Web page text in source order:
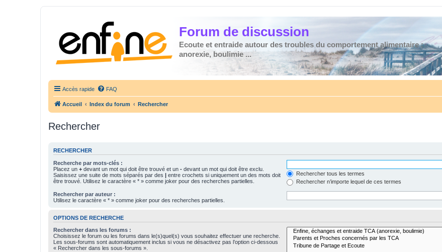
Forum de discussion
Ecoute et entraide autour des troubles du comportement alimentaire :
anorexie, boulimie ...
Accès rapide FAQ
Accueil Index du forum Rechercher
Rechercher
RECHERCHER
Recherche par mots-clés :
Placez un + devant un mot qui doit être trouvé et un - devant un mot qui doit être exclu.
Saisissez une suite de mots séparés par des | entre crochets si uniquement un des mots doit
être trouvé. Utilisez le caractère « * » comme joker pour des recherches partielles.
Rechercher tous les termes
Rechercher n’importe lequel de ces termes
Rechercher par auteur :
Utilisez le caractère « * » comme joker pour des recherches partielles.
OPTIONS DE RECHERCHE
Rechercher dans les forums :
Choisissez le forum ou les forums dans le(s)quel(s) vous souhaitez effectuer une recherche.
Les sous-forums sont automatiquement inclus si vous ne désactivez pas l’option ci-dessous
« Rechercher dans les sous-forums ».